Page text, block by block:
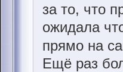
за то, что
ожидала
прямо на
Ещё раз